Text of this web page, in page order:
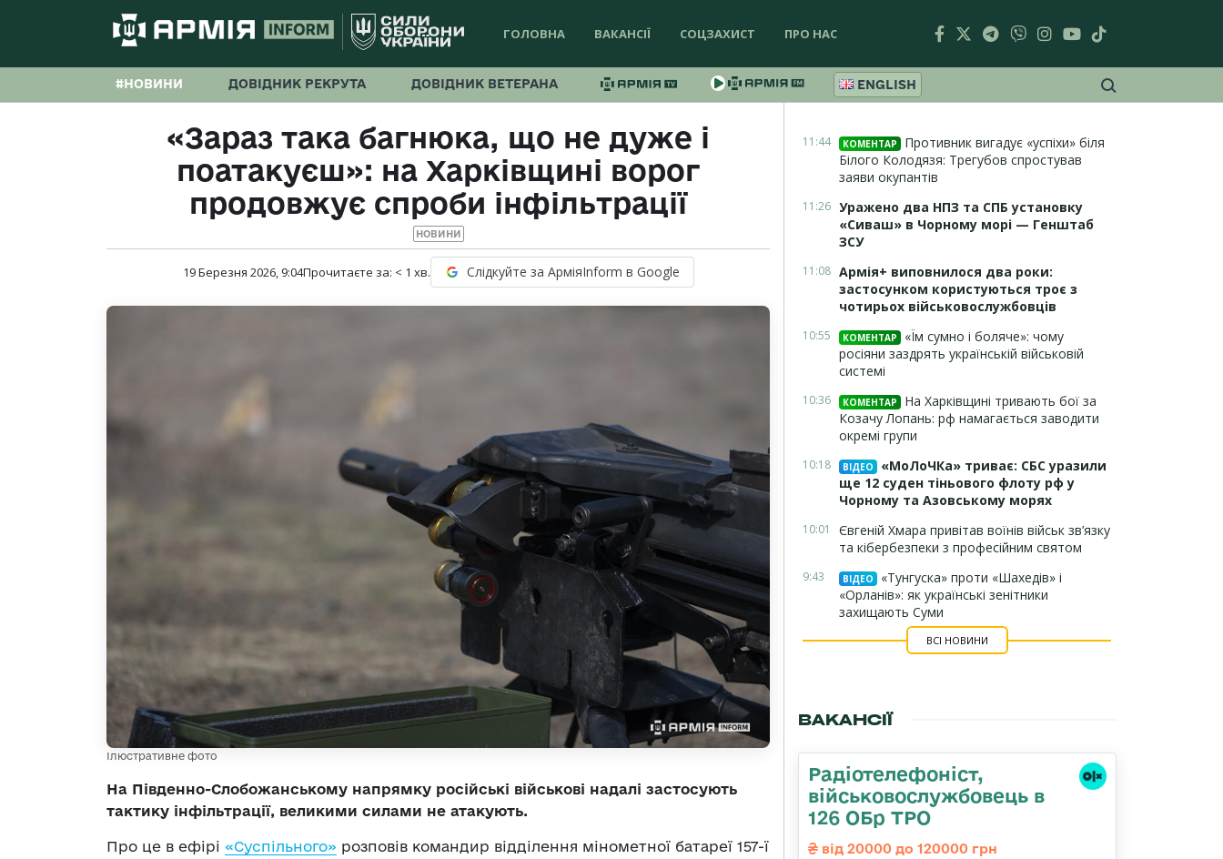
ГОЛОВНА ВАКАНСІЇ СОЦЗАХИСТ ПРО НАС
#НОВИНИ ДОВІДНИК РЕКРУТА ДОВІДНИК ВЕТЕРАНА ENGLISH
«Зараз така багнюка, що не дуже і
поатакуєш»: на Харківщині ворог
продовжує спроби інфільтрації
НОВИНИ
19 Березня 2026, 9:04Прочитаєте за: < 1 хв. Слідкуйте за АрміяInform в Google
Ілюстративне фото
На Південно-Слобожанському напрямку російські військові надалі застосують
тактику інфільтрації, великими силами не атакують.
Про це в ефірі «Суспільного» розповів командир відділення мінометної батареї 157-ї
11:44 КОМЕНТАР
Противник вигадує «успіхи» біля
Білого Колодязя: Трегубов спростував
заяви окупантів
11:26 Уражено два НПЗ та СПБ установку
«Сиваш» в Чорному морі — Генштаб
ЗСУ
11:08 Армія+ виповнилося два роки:
застосунком користуються троє з
чотирьох військовослужбовців
10:55 КОМЕНТАР
«Їм сумно і боляче»: чому
росіяни заздрять українській військовій
системі
10:36 КОМЕНТАР
На Харківщині тривають бої за
Козачу Лопань: рф намагається заводити
окремі групи
10:18 ВІДЕО
«МоЛоЧКа» триває: СБС уразили
ще 12 суден тіньового флоту рф у
Чорному та Азовському морях
10:01
Євгеній Хмара привітав воїнів військ зв’язку
та кібербезпеки з професійним святом
9:43 ВІДЕО
«Тунгуска» проти «Шахедів» і
«Орланів»: як українські зенітники
захищають Суми
ВСІ НОВИНИ
ВАКАНСІЇ
Радіотелефоніст,
військовослужбовець в
126 ОБр ТРО
від 20000 до 120000 грн